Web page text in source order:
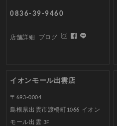
0836-39-9460
店舗詳細 ブログ
イオンモール出雲店
〒693-0004
島根県出雲市渡橋町1066 イオン
モール出雲 3F